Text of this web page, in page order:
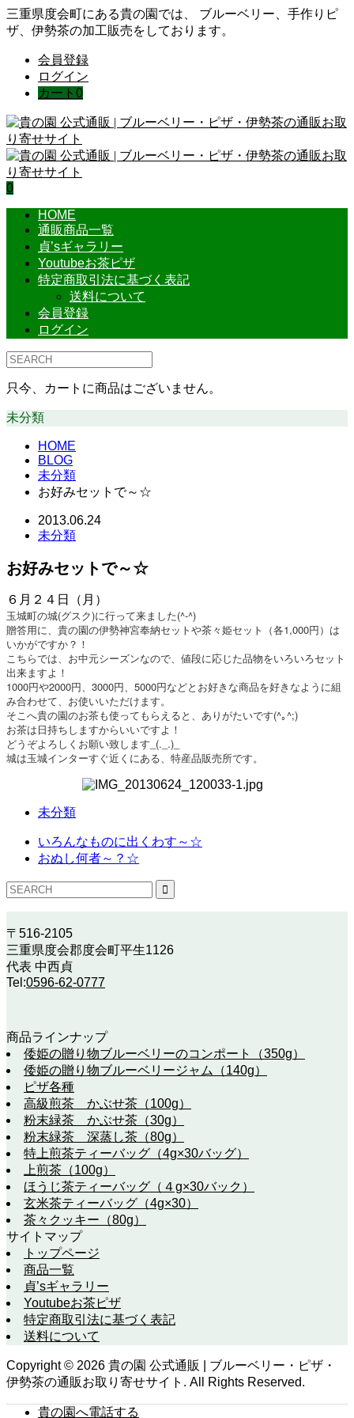
三重県度会町にある貴の園では、 ブルーベリー、手作りピ
ザ、伊勢茶の加工販売をしております。
会員登録
ログイン
カート 0
0
HOME
通販商品一覧
貞’sギャラリー
Youtubeお茶ピザ
特定商取引法に基づく表記
送料について
会員登録
ログイン
只今、カートに商品はございません。
未分類
HOME
BLOG
未分類
お好みセットで～☆
2013.06.24
未分類
お好みセットで～☆
６月２４日（月）
玉城町の城(グスク)に行って来ました(^-^)
贈答用に、貴の園の伊勢神宮奉納セットや茶々姫セット（各1,000円）は
いかがですか？！
こちらでは、お中元シーズンなので、値段に応じた品物をいろいろセット
出来ますよ！
1000円や2000円、3000円、5000円などと お好きな商品を好きなように組
み合わせて、お使いいただけます。
そこへ貴の園のお茶も使ってもらえると、ありがたいです(^｡^;)
お茶は日持ちしますからいいですよ！
どうぞよろしくお願い致します_(._.)_
城は玉城インターすぐ近くにある、特産品販売所です。
未分類
いろんなものに出くわす～☆
おぬし何者～？☆
〒516-2105
三重県度会郡度会町平生1126
代表 中西貞
Tel:0596-62-0777
商品ラインナップ
倭姫の贈り物ブルーベリーのコンポート（350g）
倭姫の贈り物ブルーベリージャム（140g）
ピザ各種
高級煎茶 かぶせ茶（100g）
粉末緑茶 かぶせ茶（30g）
粉末緑茶 深蒸し茶（80g）
特上煎茶ティーバッグ（4g×30バッグ）
上煎茶（100g）
ほうじ茶ティーバッグ（４g×30バック）
玄米茶ティーバッグ（4g×30）
茶々クッキー（80g）
サイトマップ
トップページ
商品一覧
貞’sギャラリー
Youtubeお茶ピザ
特定商取引法に基づく表記
送料について
Copyright © 2026 貴の園 公式通販 | ブルーベリー・ピザ・
伊勢茶の通販お取り寄せサイト. All Rights Reserved.
貴の園へ電話する